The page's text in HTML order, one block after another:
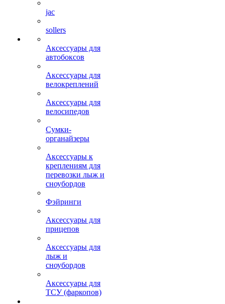
jac
sollers
Аксессуары для
автобоксов
Аксессуары для
велокреплений
Аксессуары для
велосипедов
Сумки-
органайзеры
Аксессуары к
креплениям для
перевозки лыж и
сноубордов
Фэйринги
Аксессуары для
прицепов
Аксессуары для
лыж и
сноубордов
Аксессуары для
ТСУ (фаркопов)